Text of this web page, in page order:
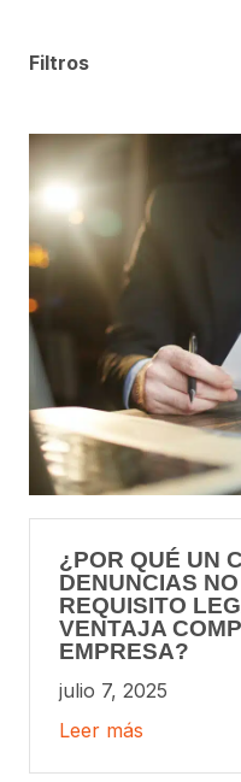
Filtros
¿POR QUÉ UN
DENUNCIAS
REQUISITO
VENTAJA
EMPRESA?
julio 7, 2025
Leer más